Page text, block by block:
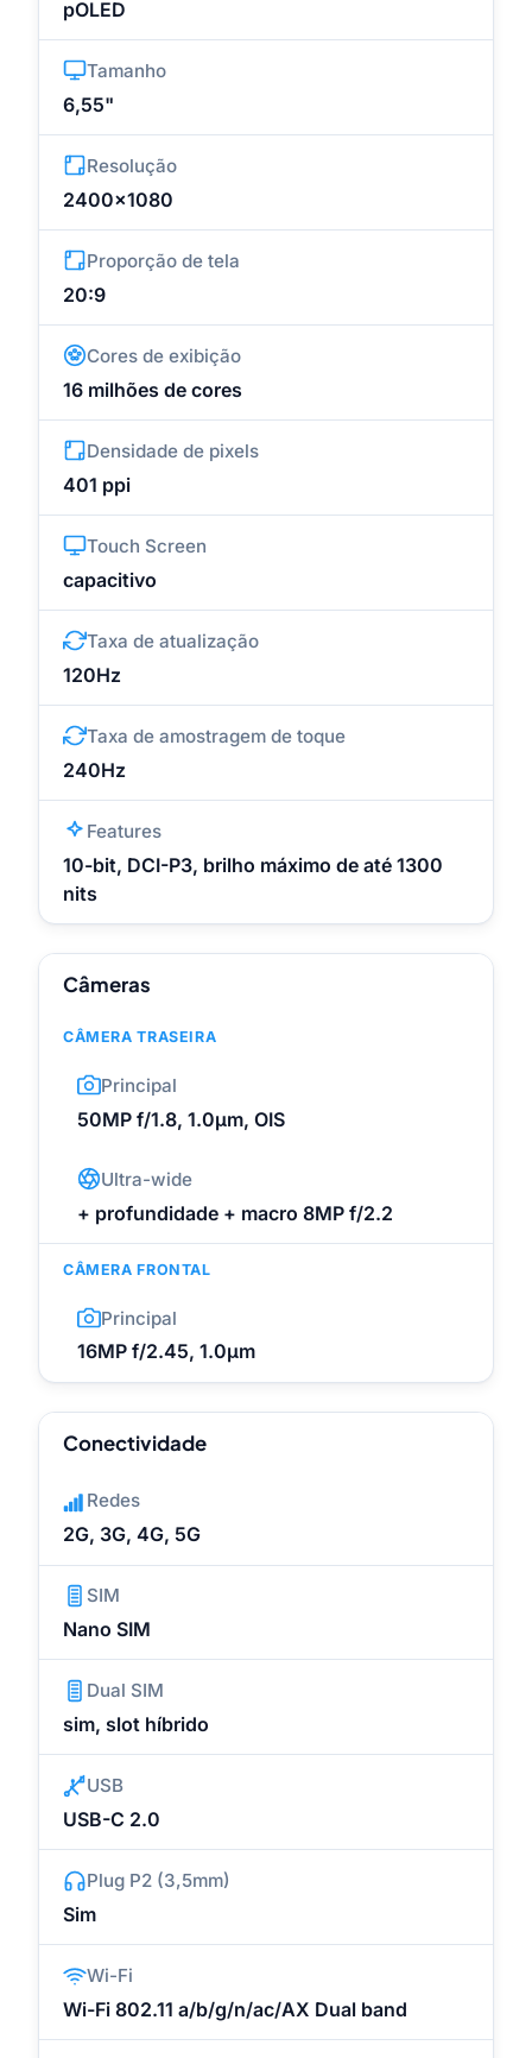
pOLED
Tamanho
6,55"
Resolução
2400x1080
Proporção de tela
20:9
Cores de exibição
16 milhões de cores
Densidade de pixels
401 ppi
Touch Screen
capacitivo
Taxa de atualização
120Hz
Taxa de amostragem de toque
240Hz
Features
10-bit, DCI-P3, brilho máximo de até 1300
nits
Câmeras
CÂMERA TRASEIRA
Principal
50MP f/1.8, 1.0µm, OIS
Ultra-wide
+ profundidade + macro 8MP f/2.2
CÂMERA FRONTAL
Principal
16MP f/2.45, 1.0µm
Conectividade
Redes
2G, 3G, 4G, 5G
SIM
Nano SIM
Dual SIM
sim, slot híbrido
USB
USB-C 2.0
Plug P2 (3,5mm)
Sim
Wi-Fi
Wi-Fi 802.11 a/b/g/n/ac/AX Dual band